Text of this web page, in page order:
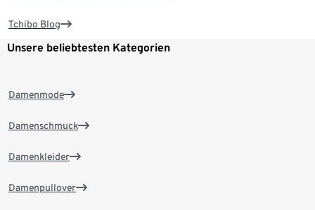
Tchibo Blog
Unsere beliebtesten Kategorien
Damenmode
Damenschmuck
Damenkleider
Damenpullover